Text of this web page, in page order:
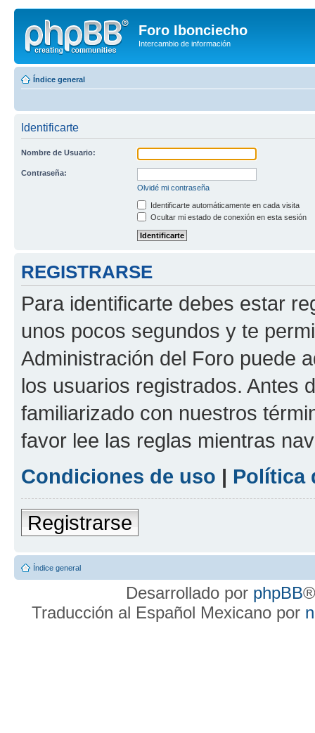
Foro Ibonciecho
Intercambio de información
Índice general
Identificarte
Nombre de Usuario:
Contraseña:
Olvidé mi contraseña
Identificarte automáticamente en cada visita
Ocultar mi estado de conexión en esta sesión
REGISTRARSE
Para identificarte debes estar
unos pocos segundos y te
Administración del Foro puede
los usuarios registrados. Antes
familiarizado con nuestros
favor lee las reglas mientras
Condiciones de uso | Política
Registrarse
Índice general
Desarrollado por phpBB
Traducción al Español Mexicano por